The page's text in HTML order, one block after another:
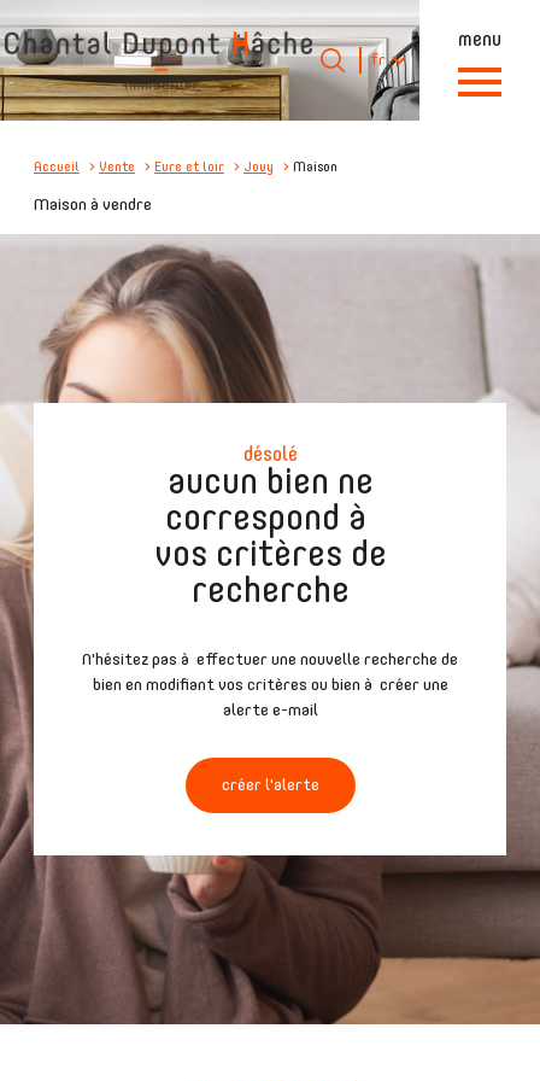
menu
Langue
fr
Accueil
0
Langue
fr
Accueil Vente Eure et loir Jouy Maison
Maison à vendre
désolé
aucun bien ne
correspond à
vos critères de
recherche
N'hésitez pas à effectuer une nouvelle recherche de
bien en modifiant vos critères ou bien à créer une
alerte e-mail
créer l'alerte